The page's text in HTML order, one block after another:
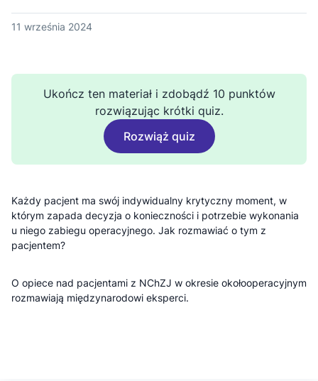
11 września 2024
Ukończ ten materiał i zdobądź 10 punktów
rozwiązując krótki quiz.
Rozwiąż quiz
Każdy pacjent ma swój indywidualny krytyczny moment, w
którym zapada decyzja o konieczności i potrzebie wykonania
u niego zabiegu operacyjnego. Jak rozmawiać o tym z
pacjentem?
O opiece nad pacjentami z NChZJ w okresie okołooperacyjnym
rozmawiają międzynarodowi eksperci.